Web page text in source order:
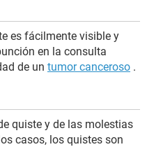
es fácilmente visible y
en la consulta
de un tumor canceroso .
quiste y de las molestias
casos, los quistes son